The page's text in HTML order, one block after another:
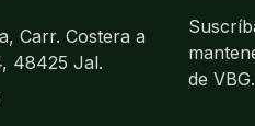
Carr. Costera a
48425 Jal.
de VBG.